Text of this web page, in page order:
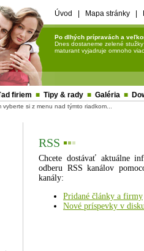
Úvod Mapa stránky
Po dlhých prípravách a
Dnes dostaneme zelené
maturant vyjadruje omnoho
firiem ■ Tipy & rady ■ Galéria ■
vyberte si z menu nad týmto riadkom...
RSS ▪▪▪
Chcete dostávať aktuálne
odberu RSS kanálov
kanály:
Pridané články a firmy
Nové príspevky v